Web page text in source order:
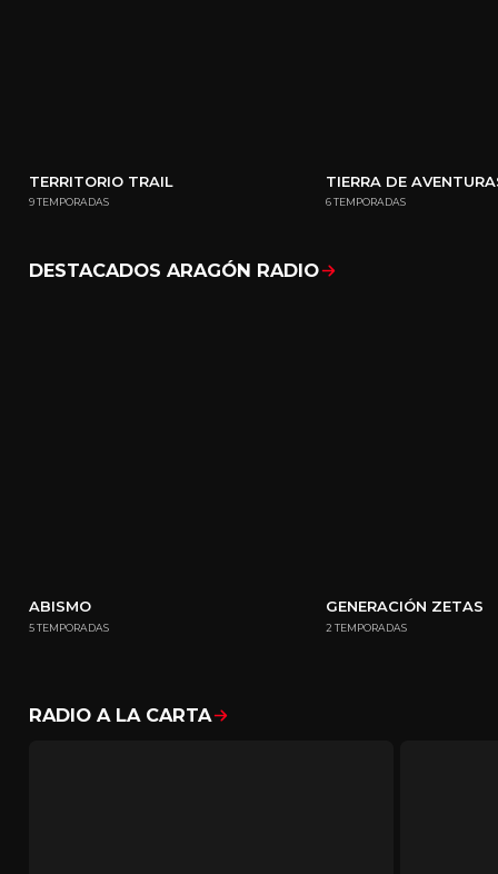
TERRITORIO TRAIL
9 TEMPORADAS
TIERRA DE
6 TEMPORADAS
DESTACADOS ARAGÓN RADIOMostrar todo
ABISMO
5 TEMPORADAS
GENERACIÓN ZETAS
2 TEMPORADAS
RADIO A LA CARTAMostrar todo